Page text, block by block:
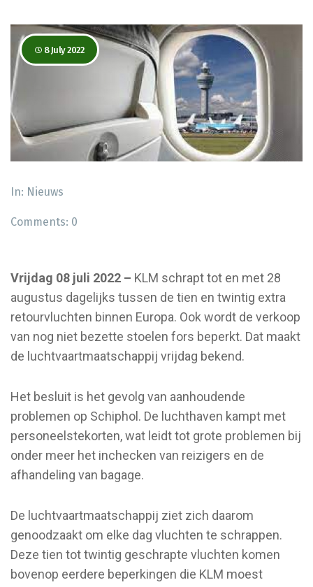
8 July 2022
In: Nieuws
Comments: 0
Vrijdag 08 juli 2022 – KLM schrapt tot en met 28
augustus dagelijks tussen de tien en twintig extra
retourvluchten binnen Europa. Ook wordt de verkoop
van nog niet bezette stoelen fors beperkt. Dat maakt
de luchtvaartmaatschappij vrijdag bekend.
Het besluit is het gevolg van aanhoudende
problemen op Schiphol. De luchthaven kampt met
personeelstekorten, wat leidt tot grote problemen bij
onder meer het inchecken van reizigers en de
afhandeling van bagage.
De luchtvaartmaatschappij ziet zich daarom
genoodzaakt om elke dag vluchten te schrappen.
Deze tien tot twintig geschrapte vluchten komen
bovenop eerdere beperkingen die KLM moest